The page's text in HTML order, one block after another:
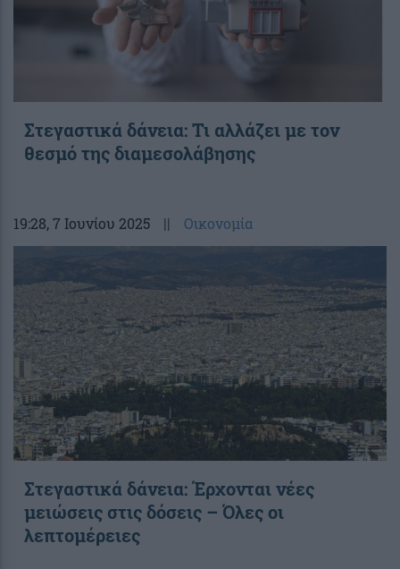
Στεγαστικά δάνεια: Τι αλλάζει με τον
θεσμό της διαμεσολάβησης
19:28, 7 Ιουνίου 2025 || Οικονομία
Στεγαστικά δάνεια: Έρχονται νέες
μειώσεις στις δόσεις – Όλες οι
λεπτομέρειες